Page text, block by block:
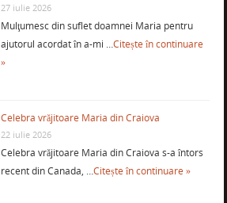
27 iulie 2026
Mulţumesc din suflet doamnei Maria pentru
ajutorul acordat în a-mi …Citește în continuare
»
Celebra vrăjitoare Maria din Craiova
22 iulie 2026
Celebra vrăjitoare Maria din Craiova s-a întors
recent din Canada, …Citește în continuare »